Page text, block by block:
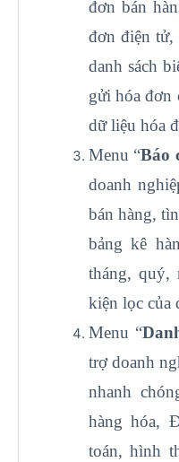
đơn bán
đơn điện tử,
danh sách
gửi hóa đơn
dữ liệu hóa
Menu “Báo
doanh
bán hàng,
bảng kê
tháng, quý,
kiện lọc của
Menu “
trợ doanh
nhanh
hàng hóa,
toán, hình